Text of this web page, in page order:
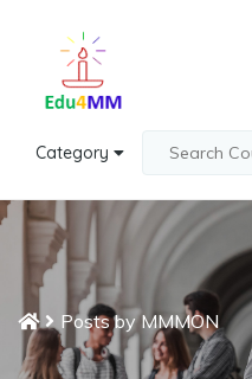
Category
Posts by MMMON